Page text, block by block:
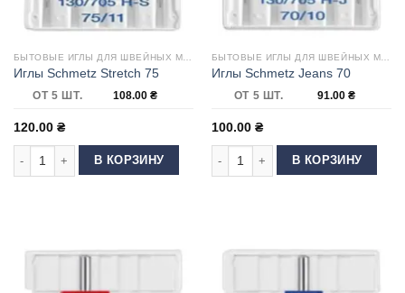
Иглы Schmetz Stretch 75
ОТ 5 ШТ. 108.00 ₴
120.00 ₴
Количество товара Иглы Schmetz Stretch 75
В КОРЗИНУ
Иглы Schmetz Jeans 70
ОТ 5 ШТ. 91.00 ₴
100.00 ₴
Количество товара Иглы Schmetz
В КОРЗИНУ